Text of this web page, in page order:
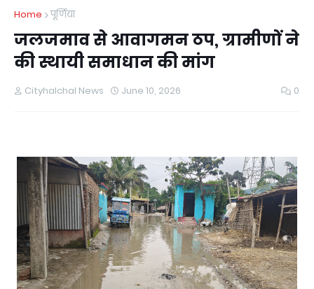
Home पूर्णिया
जलजमाव से आवागमन ठप, ग्रामीणों ने
की स्थायी समाधान की मांग
Cityhalchal News June 10, 2026 0